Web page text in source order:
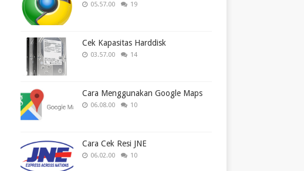
05.57.00 19
Cek Kapasitas Harddisk
03.57.00 14
Cara Menggunakan Google Maps
06.08.00 10
Cara Cek Resi JNE
06.02.00 10